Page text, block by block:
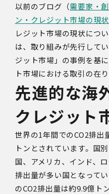
以前のブログ（需要家・
ン・クレジット市場の現状
レジット市場の現状につ
は、取り組みが先行して
ジット市場」の事例を基
ト市場における取引の在
先進的な海
クレジット
世界の1年間でのCO2排出
トンとされています。国
国、アメリカ、インド、
排出量が多い国となって
のCO2排出量は約9.9億トン